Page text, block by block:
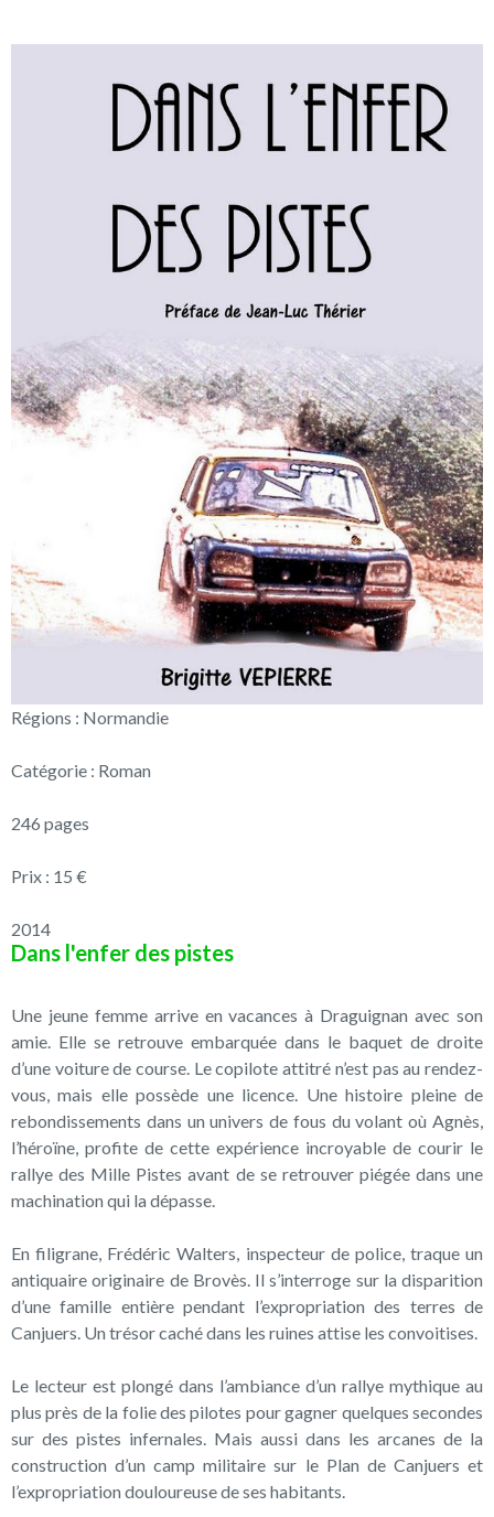
Régions : Normandie
Catégorie : Roman
246 pages
Prix : 15 €
2014
Dans l'enfer des pistes
Une jeune femme arrive en vacances à Draguignan avec son
amie. Elle se retrouve embarquée dans le baquet de droite
d’une voiture de course. Le copilote attitré n’est pas au rendez-
vous, mais elle possède une licence. Une histoire pleine de
rebondissements dans un univers de fous du volant où Agnès,
l’héroïne, profite de cette expérience incroyable de courir le
rallye des Mille Pistes avant de se retrouver piégée dans une
machination qui la dépasse.
En filigrane, Frédéric Walters, inspecteur de police, traque un
antiquaire originaire de Brovès. Il s’interroge sur la disparition
d’une famille entière pendant l’expropriation des terres de
Canjuers. Un trésor caché dans les ruines attise les convoitises.
Le lecteur est plongé dans l’ambiance d’un rallye mythique au
plus près de la folie des pilotes pour gagner quelques secondes
sur des pistes infernales. Mais aussi dans les arcanes de la
construction d’un camp militaire sur le Plan de Canjuers et
l’expropriation douloureuse de ses habitants.